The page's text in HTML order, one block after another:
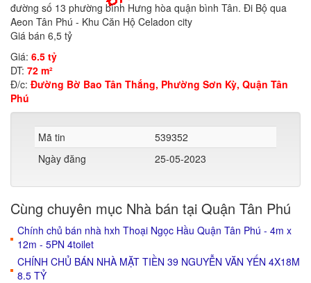
đường số 13 phường bình Hưng hòa quận bình Tân. Đi Bộ qua
Aeon Tân Phú - Khu Căn Hộ Celadon city
Giá bán 6,5 tỷ
Giá: 6.5 tỷ
DT: 72 m²
Đ/c: Đường Bờ Bao Tân Thắng, Phường Sơn Kỳ, Quận Tân
Phú
Mã tin
539352
Ngày đăng
25-05-2023
Cùng chuyên mục Nhà bán tại Quận Tân Phú
Chính chủ bán nhà hxh Thoại Ngọc Hầu Quận Tân Phú - 4m x
12m - 5PN 4toilet
CHÍNH CHỦ BÁN NHÀ MẶT TIỀN 39 NGUYỄN VĂN YẾN 4X18M
8.5 TỶ